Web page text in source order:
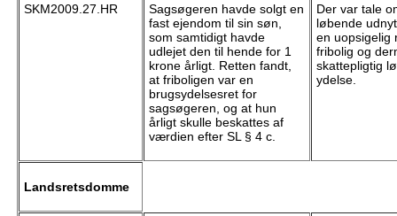
SKM2009.27.HR
Sagsøgeren havde solgt en
fast ejendom til sin søn,
som samtidigt havde
udlejet den til hende for 1
krone årligt. Retten fandt,
at friboligen var en
brugsydelsesret for
sagsøgeren, og at hun
årligt skulle beskattes af
værdien efter SL § 4 c.
Der var tale
løbende
en uopsigelig
fribolig og
skattepligtig
ydelse.
Landsretsdomme